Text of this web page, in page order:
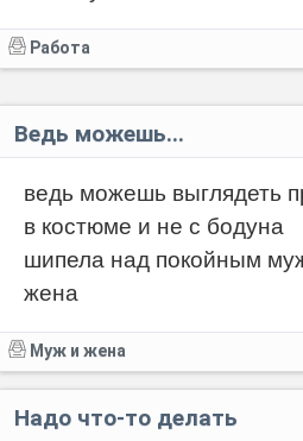
Работа
Ведь можешь...
ведь можешь выглядеть
в костюме и не с бодуна
шипела над покойным
жена
Муж и жена
Надо что-то делать